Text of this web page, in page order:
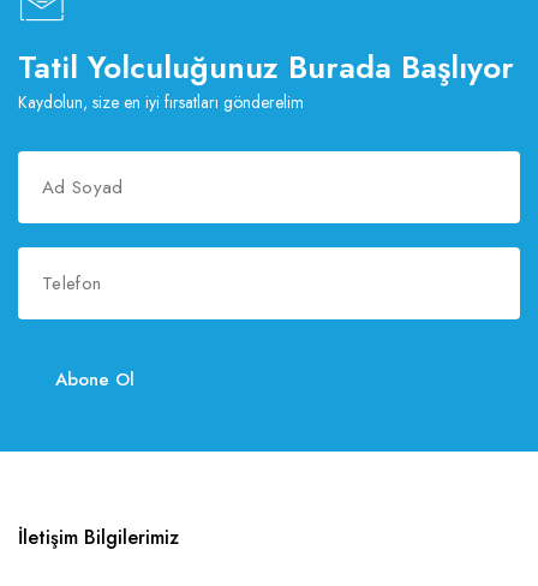
Tatil Yolculuğunuz Burada Başlıyor
Kaydolun, size en iyi fırsatları gönderelim
Abone Ol
İletişim Bilgilerimiz